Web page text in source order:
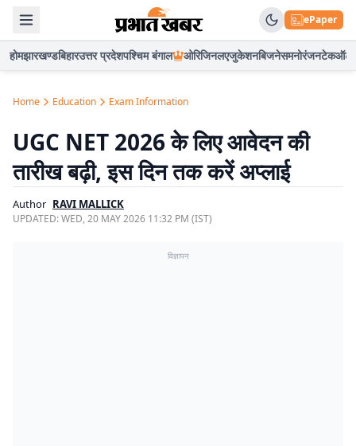
ePaper
होमझारखण्डबिहारउत्तर प्रदेशपश्चिम बंगाल ओरिजिनलएजुकेशनबिजनेसमनोरंजनटेकऑटो
Home Education Exam Information
UGC NET 2026 के लिए आवेदन की
तारीख बढ़ी, इस दिन तक करें अप्लाई
Author RAVI MALLICK
UPDATED:WED, 20 MAY 2026 11:32 PM (IST)
विज्ञापन